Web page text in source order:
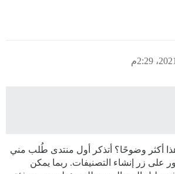
أكثر وضوحًا؟ أتذكر أول منتدى طُلب مني
على زر إنشاء التصنيفات. ربما يمكن